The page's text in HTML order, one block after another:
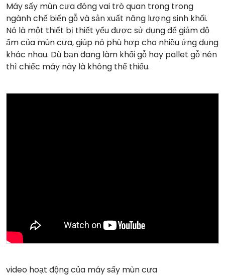
Máy sấy mùn cưa đóng vai trò quan trọng trong
ngành chế biến gỗ và sản xuất năng lượng sinh khối.
Nó là một thiết bị thiết yếu được sử dụng để giảm độ
ẩm của mùn cưa, giúp nó phù hợp cho nhiều ứng dụng
khác nhau. Dù bạn đang làm khối gỗ hay pallet gỗ nén
thì chiếc máy này là không thể thiếu.
video hoạt động của máy sấy mùn cưa